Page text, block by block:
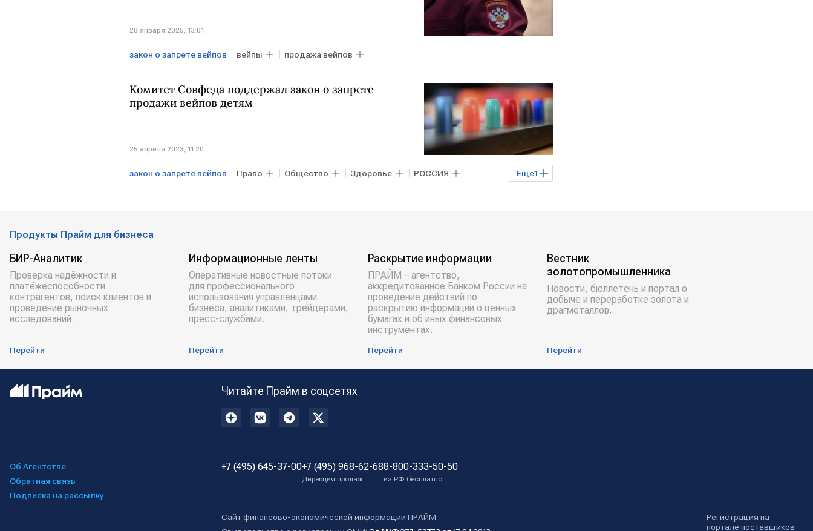
28 января 2025, 13:01
закон о запрете вейпов вейпы продажа вейпов
Комитет Совфеда поддержал закон о запрете
продажи вейпов детям
25 апреля 2023, 11:20
Еще1
закон о запрете вейпов Право Общество Здоровье РОССИЯ
Продукты Прайм для бизнеса
БИР-Аналитик
Проверка надёжности и
платёжеспособности
контрагентов, поиск клиентов и
проведение рыночных
исследований.
Перейти
Информационные ленты
Оперативные новостные потоки
для профессионального
использования управленцами
бизнеса, аналитиками, трейдерами,
пресс-службами.
Перейти
Раскрытие информации
ПРАЙМ – агентство,
аккредитованное Банком России на
проведение действий по
раскрытию информации о ценных
бумагах и об иных финансовых
инструментах.
Перейти
Вестник
золотопромышленника
Новости, бюллетень и портал о
добыче и переработке золота и
драгметаллов.
Перейти
Читайте Прайм в соцсетях
Об Агентстве
Обратная связь
Подписка на рассылку
+7 (495) 645-37-00+7 (495) 968-62-68
Дирекция продаж
8-800-333-50-50
из РФ бесплатно
Сайт финансово-экономической информации ПРАЙМ
Регистрация на
портале поставщиков